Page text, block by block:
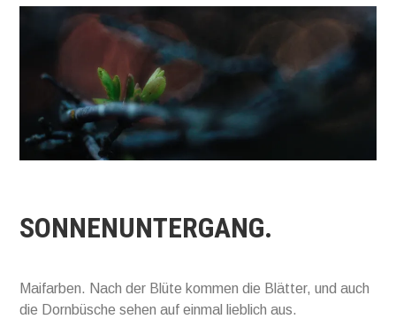
SONNENUNTERGANG.
Maifarben. Nach der Blüte kommen die Blätter, und auch
die Dornbüsche sehen auf einmal lieblich aus.